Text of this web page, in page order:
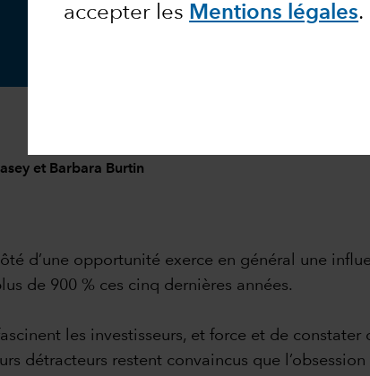
accepter les Mentions légales.
et Barbara Burtin
d’une opportunité exerce en général une
de 900 % ces cinq dernières années.
les investisseurs, et force et de
détracteurs restent convaincus que